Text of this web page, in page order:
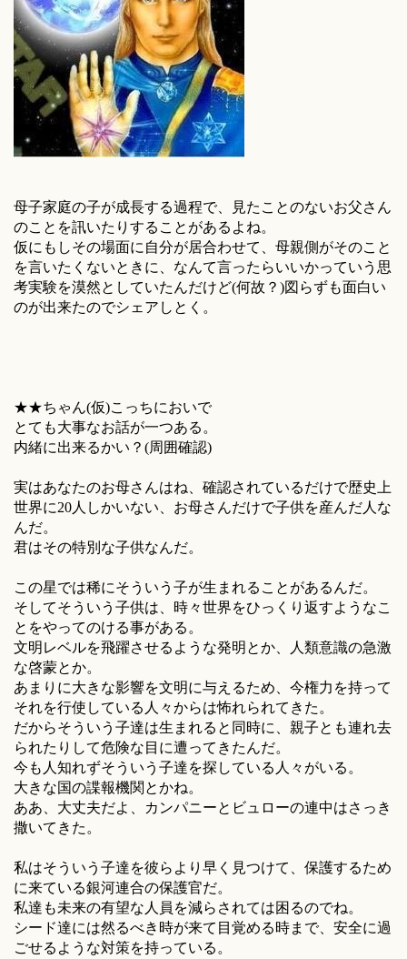
母子家庭の子が成長する過程で、見たことのないお父さん
のことを訊いたりすることがあるよね。
仮にもしその場面に自分が居合わせて、母親側がそのこと
を言いたくないときに、なんて言ったらいいかっていう思
考実験を漠然としていたんだけど(何故？)図らずも面白い
のが出来たのでシェアしとく。
★★ちゃん(仮)こっちにおいで
とても大事なお話が一つある。
内緒に出来るかい？(周囲確認)
実はあなたのお母さんはね、確認されているだけで歴史上
世界に20人しかいない、お母さんだけで子供を産んだ人な
んだ。
君はその特別な子供なんだ。
この星では稀にそういう子が生まれることがあるんだ。
そしてそういう子供は、時々世界をひっくり返すようなこ
とをやってのける事がある。
文明レベルを飛躍させるような発明とか、人類意識の急激
な啓蒙とか。
あまりに大きな影響を文明に与えるため、今権力を持って
それを行使している人々からは怖れられてきた。
だからそういう子達は生まれると同時に、親子とも連れ去
られたりして危険な目に遭ってきたんだ。
今も人知れずそういう子達を探している人々がいる。
大きな国の諜報機関とかね。
ああ、大丈夫だよ、カンパニーとビュローの連中はさっき
撒いてきた。
私はそういう子達を彼らより早く見つけて、保護するため
に来ている銀河連合の保護官だ。
私達も未来の有望な人員を減らされては困るのでね。
シード達には然るべき時が来て目覚める時まで、安全に過
ごせるような対策を持っている。